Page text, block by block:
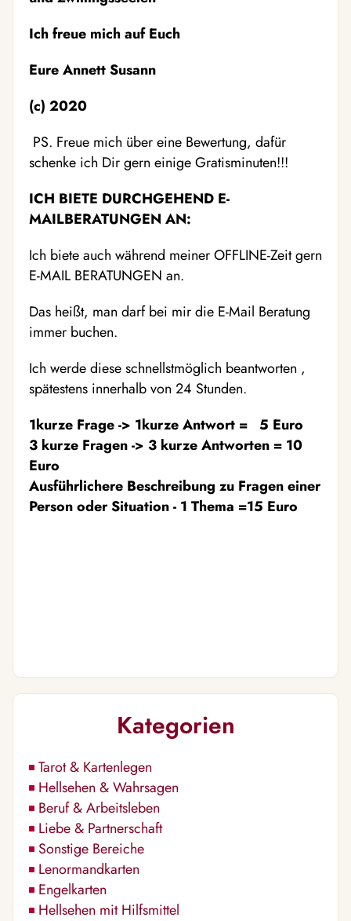
Ich freue mich auf Euch
Eure Annett Susann
(c) 2020
PS. Freue mich über eine Bewertung, dafür
schenke ich Dir gern einige Gratisminuten!!!
ICH BIETE DURCHGEHEND E-
MAILBERATUNGEN AN:
Ich biete auch während meiner OFFLINE-Zeit gern
E-MAIL BERATUNGEN an.
Das heißt, man darf bei mir die E-Mail Beratung
immer buchen.
Ich werde diese schnellstmöglich beantworten ,
spätestens innerhalb von 24 Stunden.
1kurze Frage -> 1kurze Antwort = 5 Euro
3 kurze Fragen -> 3 kurze Antworten = 10
Euro
Ausführlichere Beschreibung zu Fragen einer
Person oder Situation - 1 Thema =15 Euro
Kategorien
Tarot & Kartenlegen
Hellsehen & Wahrsagen
Beruf & Arbeitsleben
Liebe & Partnerschaft
Sonstige Bereiche
Lenormandkarten
Engelkarten
Hellsehen mit Hilfsmittel